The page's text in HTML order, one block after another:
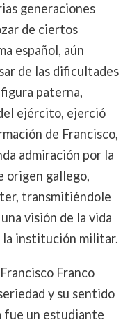
generaciones
de ciertos
español, aún
de las dificultades
paterna,
ejército, ejerció
de Francisco,
admiración por la
origen gallego,
transmitiéndole
visión de la vida
la institución militar.
Franco
y su sentido
fue un estudiante